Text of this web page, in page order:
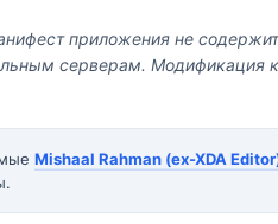
приложения не содержит
серверам. Модификация
Mishaal Rahman (ex-XDA